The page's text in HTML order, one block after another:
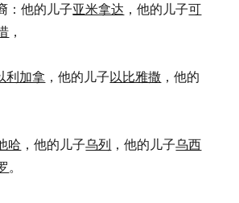
：他的儿子亚米拿达 ，他的儿子可
，
利加拿 ，他的儿子以比雅撒 ，他的
哈 ，他的儿子乌列 ，他的儿子乌西
。